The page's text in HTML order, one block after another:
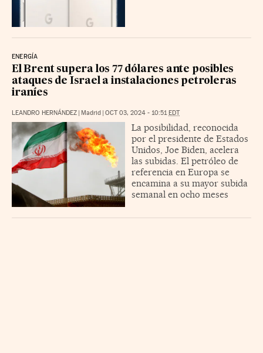
ENERGÍA
El Brent supera los 77 dólares ante posibles
ataques de Israel a instalaciones petroleras
iraníes
LEANDRO HERNÁNDEZ Madrid OCT 03, 2024 - 10:51 EDT
La posibilidad, reconocida
por el presidente de Estados
Unidos, Joe Biden, acelera
las subidas. El petróleo de
referencia en Europa se
encamina a su mayor subida
semanal en ocho meses